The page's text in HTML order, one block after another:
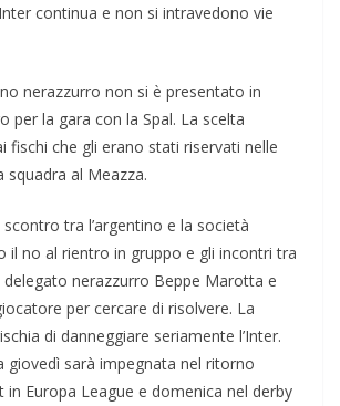
continua e non si intravedono vie
nerazzurro non si è presentato in
per la gara con la Spal. La scelta
fischi che gli erano stati riservati nelle
squadra al Meazza.
tra l’argentino e la società
il no al rientro in gruppo e gli incontri tra
delegato nerazzurro Beppe Marotta e
per cercare di risolvere. La
di danneggiare seriamente l’Inter.
giovedì sarà impegnata nel ritorno
in Europa League e domenica nel derby